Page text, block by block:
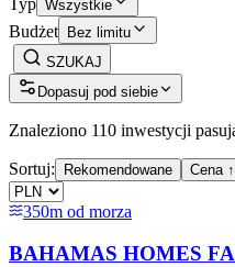
Wszystkie
Budżet Bez limitu
SZUKAJ
Dopasuj pod siebie
Znaleziono 110 inwestycji
Sortuj: Rekomendowane Cena ↑
350m od morza
BAHAMAS HOMES